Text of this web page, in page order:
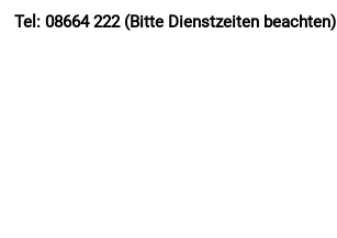
Tel: 08664 222 (Bitte Dienstzeiten beachten)